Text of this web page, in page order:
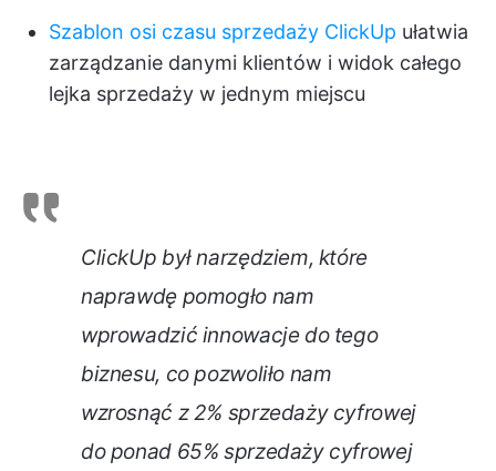
Szablon osi czasu sprzedaży ClickUp ułatwia
zarządzanie danymi klientów i widok całego
lejka sprzedaży w jednym miejscu
ClickUp był narzędziem, które
naprawdę pomogło nam
wprowadzić innowacje do tego
biznesu, co pozwoliło nam
wzrosnąć z 2% sprzedaży cyfrowej
do ponad 65% sprzedaży cyfrowej